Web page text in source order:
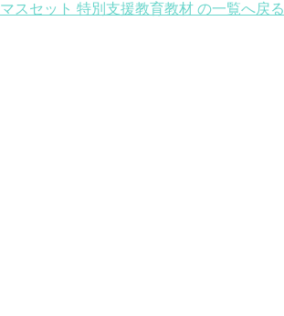
マスセット 特別支援教育教材 の一覧へ戻る